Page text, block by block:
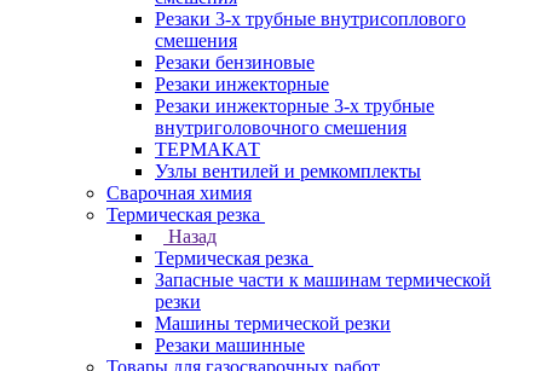
Резаки 3-х трубные внутрисоплового
смешения
Резаки бензиновые
Резаки инжекторные
Резаки инжекторные 3-х трубные
внутриголовочного смешения
ТЕРМАКАТ
Узлы вентилей и ремкомплекты
Сварочная химия
Термическая резка
Назад
Термическая резка
Запасные части к машинам термической
резки
Машины термической резки
Резаки машинные
Товары для газосварочных работ